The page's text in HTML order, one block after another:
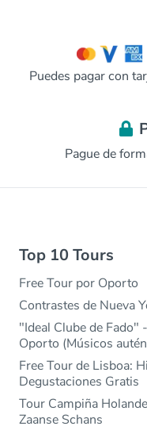
Puedes pagar con
Pague de
Top 10 Tours
Free Tour por Oporto
Contrastes de Nueva
"Ideal Clube de Fado"
Oporto (Músicos
Free Tour de Lisboa:
Degustaciones Gratis
Tour Campiña
Zaanse Schans